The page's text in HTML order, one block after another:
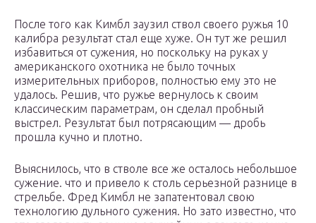
После того как Кимбл заузил ствол своего ружья 10
калибра результат стал еще хуже. Он тут же решил
избавиться от сужения, но поскольку на руках у
американского охотника не было точных
измерительных приборов, полностью ему это не
удалось. Решив, что ружье вернулось к своим
классическим параметрам, он сделал пробный
выстрел. Результат был потрясающим — дробь
прошла кучно и плотно.
Выяснилось, что в стволе все же осталось небольшое
сужение. что и привело к столь серьезной разнице в
стрельбе. Фред Кимбл не запатентовал свою
технологию дульного сужения. Но зато известно, что